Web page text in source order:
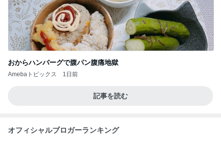
おからハンバーグで腹パン腹痛地獄
Amebaトピックス 1日前
記事を読む
オフィシャルブロガーランキング